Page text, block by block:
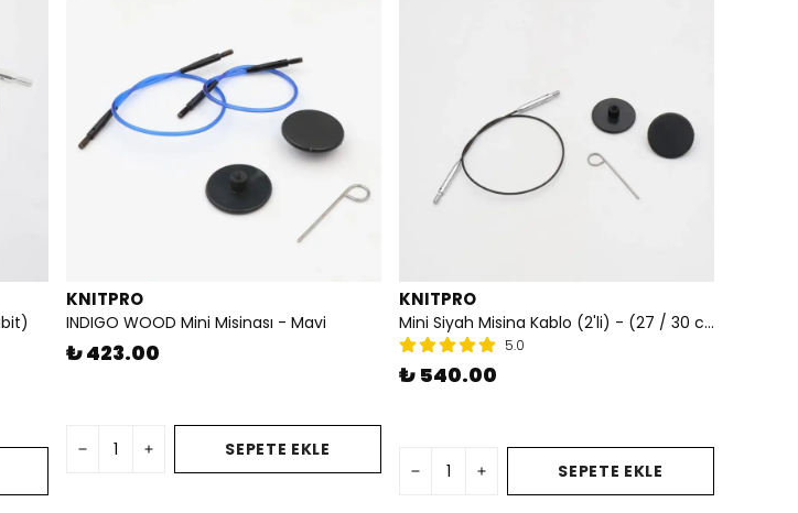
KNITPRO
INDIGO WOOD Mini Misinası - Mavi
₺ 423.00
SEPETE EKLE
KNITPRO
Mini Siyah Misina Kablo (2'li) - (27 / 30 cm) (Sabit)
5.0
₺ 540.00
SEPETE EKLE